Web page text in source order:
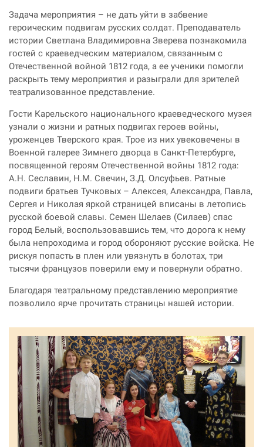
Задача мероприятия – не дать уйти в забвение
героическим подвигам русских солдат. Преподаватель
истории Светлана Владимировна Зверева познакомила
гостей с краеведческим материалом, связанным с
Отечественной войной 1812 года, а ее ученики помогли
раскрыть тему мероприятия и разыграли для зрителей
театрализованное представление.
Гости Карельского национального краеведческого музея
узнали о жизни и ратных подвигах героев войны,
уроженцев Тверского края. Трое из них увековечены в
Военной галерее Зимнего дворца в Санкт-Петербурге,
посвященной героям Отечественной войны 1812 года:
А.Н. Сеславин, Н.М. Свечин, З.Д. Олсуфьев. Ратные
подвиги братьев Тучковых – Алексея, Александра, Павла,
Сергея и Николая яркой страницей вписаны в летопись
русской боевой славы. Семен Шелаев (Силаев) спас
город Белый, воспользовавшись тем, что дорога к нему
была непроходима и город обороняют русские войска. Не
рискуя попасть в плен или увязнуть в болотах, три
тысячи французов поверили ему и повернули обратно.
Благодаря театральному представлению мероприятие
позволило ярче прочитать страницы нашей истории.